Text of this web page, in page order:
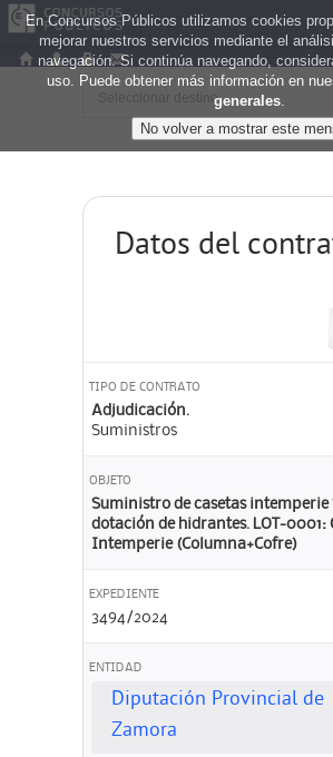
Datos del
TIPO DE CONTRATO
Adjudicación.
Suministros
OBJETO
Suministro de casetas intemperie
dotación de hidrantes. LOT-0001:
Intemperie (Columna+Cofre)
EXPEDIENTE
3494/2024
ENTIDAD
Diputación Provincial de
Zamora
En Concursos Públicos utilizamos cookies
mejorar nuestros servicios mediante el
navegación. Si continúa navegando,
uso. Puede obtener más información en
generales.